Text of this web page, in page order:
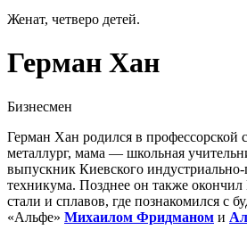
Женат, четверо детей.
Герман Хан
Бизнесмен
Герман Хан родился в
металлург, мама — школьная
выпускник Киевского индустриально-
техникума. Позднее он также
стали и сплавов, где познакомился с
«Альфе» Михаилом Фридманом и